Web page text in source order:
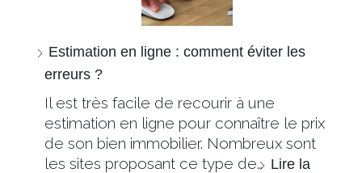
Estimation en ligne : comment éviter les
erreurs ?
Il est très facile de recourir à une
estimation en ligne pour connaître le prix
de son bien immobilier. Nombreux sont
les sites proposant ce type de… Lire la